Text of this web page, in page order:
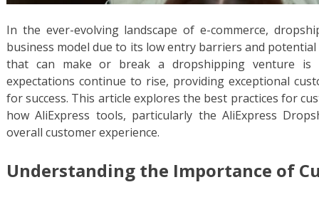
In the ever-evolving landscape of e-commerce,
business model due to its low entry barriers and
that can make or break a dropshipping venture is
expectations continue to rise, providing exceptional
for success. This article explores the best practices for
how AliExpress tools, particularly the AliExpress
overall customer experience.
Understanding the Importance of